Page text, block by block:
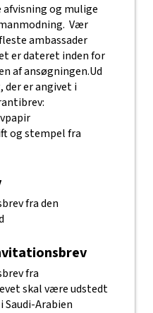
og mulige
Vær
ambassader
er dateret inden for
af ansøgningen.Ud
der er angivet i
og stempel fra
fra den
fra
skal være udstedt
Arabien